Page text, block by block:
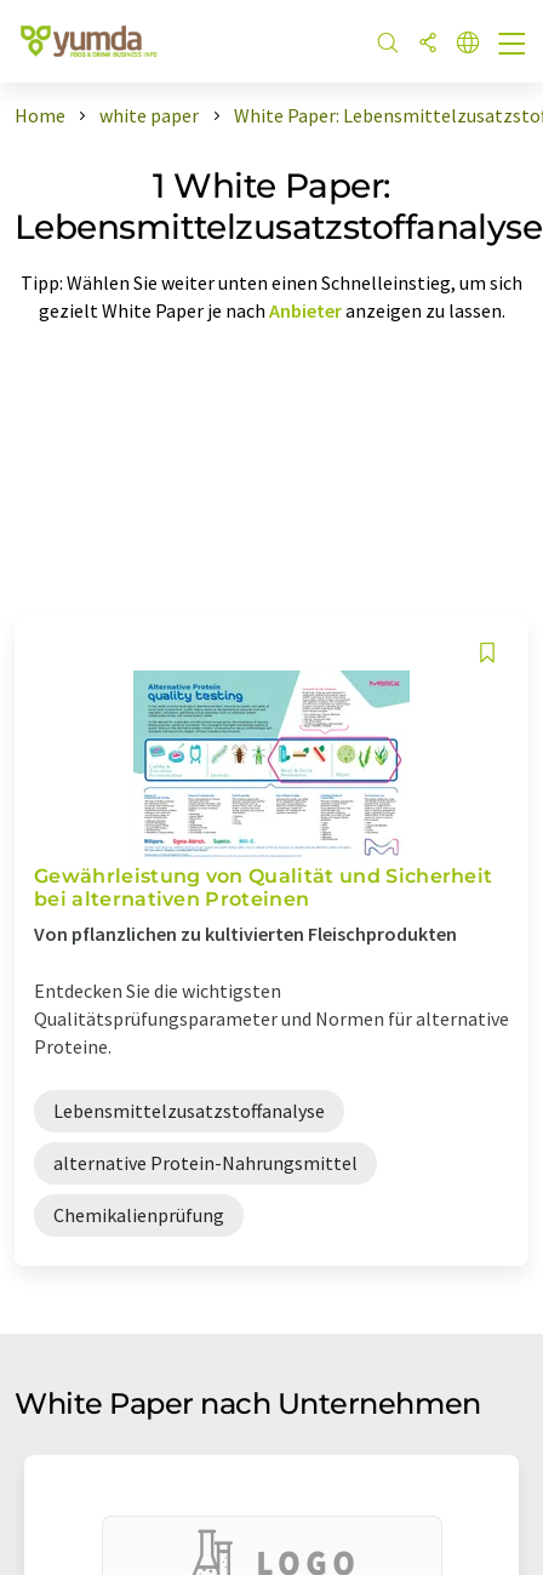
Home white paper White Paper:
1 White Paper:
Lebensmittelzusatzstoffanalyse
Tipp: Wählen Sie weiter unten einen Schnelleinstieg, um sich
gezielt White Paper je nach Anbieteranzeigen zu lassen.
Gewährleistung von Qualität und Sicherheit
bei alternativen Proteinen
Von pflanzlichen zu kultivierten Fleischprodukten
Entdecken Sie die wichtigsten
Qualitätsprüfungsparameter und Normen für alternative
Proteine.
Lebensmittelzusatzstoffanalyse
alternative Protein-Nahrungsmittel
Chemikalienprüfung
White Paper nach Unternehmen